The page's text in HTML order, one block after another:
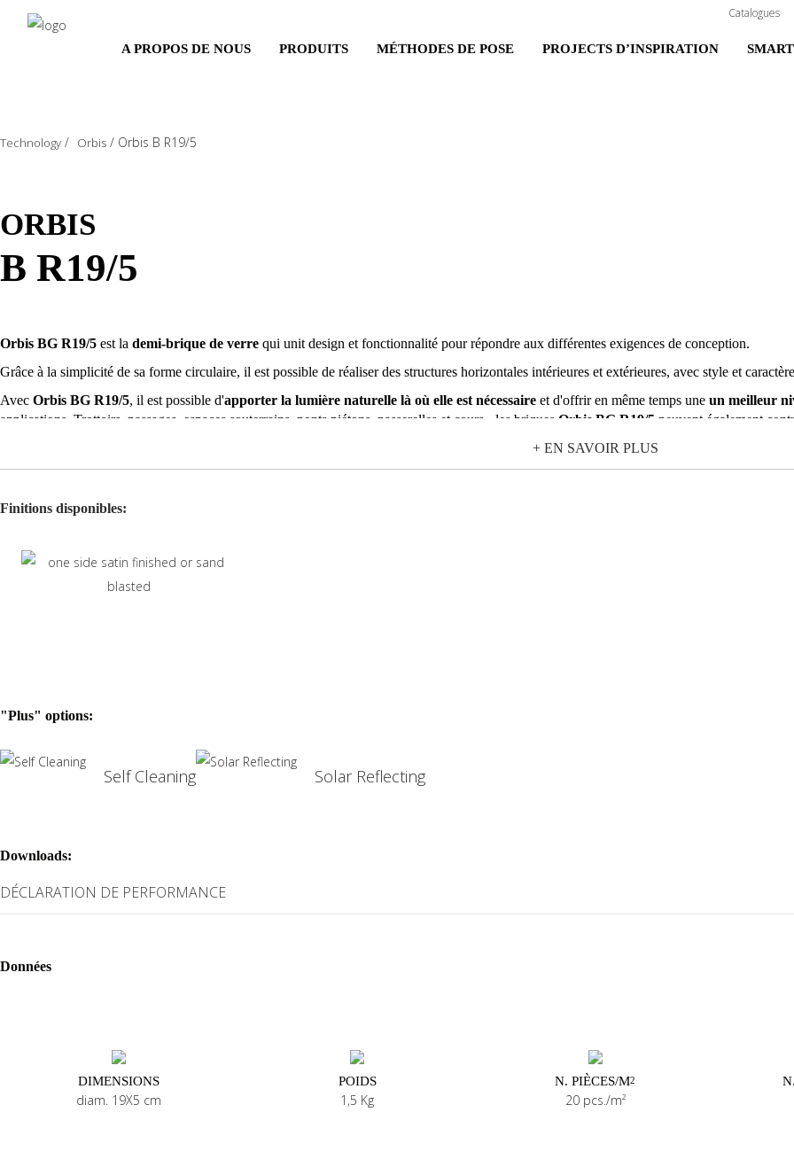
Catalogues
A PROPOS DE NOUS PRODUITS MÉTHODES DE POSE PROJECTS D’INSPIRATION
Technology / Orbis / Orbis B R19/5
ORBIS
B R19/5
Orbis BG R19/5 est la demi-brique de verre qui unit design et fonctionnalité pour répondre aux différentes exigences de conception.
Grâce à la simplicité de sa forme circulaire, il est possible de réaliser des structures horizontales intérieures et extérieures, avec style et
Avec Orbis BG R19/5, il est possible d'apporter la lumière naturelle là où elle est nécessaire et d'offrir en même temps une un meilleur
applications. Trottoirs, passages, espaces souterrains, ponts piétons, passerelles et cours - les briques Orbis BG R19/5 peuvent également
Disponible en deux dimensions, Ø 19x5cm et Ø 19x10cm (creuse), en lisse et dans les finitions transparente et sablée sur 1 côté.
+ EN SAVOIR PLUS
Finitions disponibles:
"Plus" options:
Self Cleaning Solar Reflecting
Downloads:
DÉCLARATION DE PERFORMANCE
Données
DIMENSIONS
diam. 19X5 cm
POIDS
1,5 Kg
N. PIÈCES/M2
20 pcs./m²